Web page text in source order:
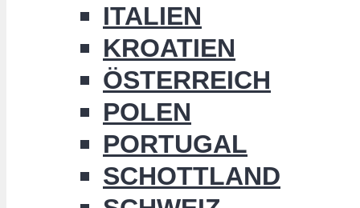
ITALIEN
KROATIEN
ÖSTERREICH
POLEN
PORTUGAL
SCHOTTLAND